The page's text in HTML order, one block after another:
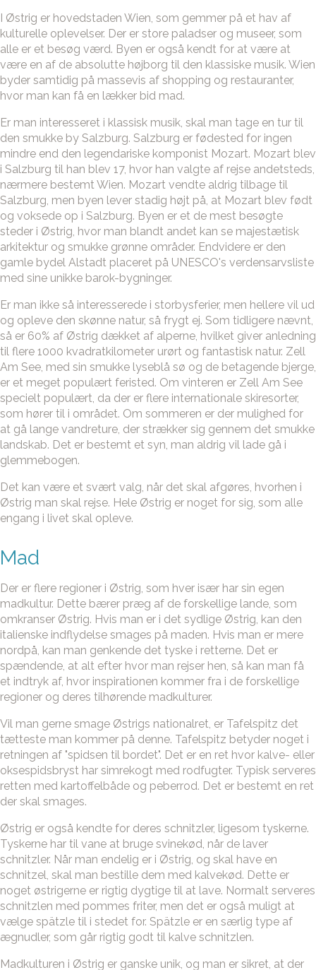
I Østrig er hovedstaden Wien, som gemmer på et hav af
kulturelle oplevelser. Der er store paladser og museer, som
alle er et besøg værd. Byen er også kendt for at være at
være en af de absolutte højborg til den klassiske musik. Wien
byder samtidig på massevis af shopping og restauranter,
hvor man kan få en lækker bid mad.
Er man interesseret i klassisk musik, skal man tage en tur til
den smukke by Salzburg. Salzburg er fødested for ingen
mindre end den legendariske komponist Mozart. Mozart blev
i Salzburg til han blev 17, hvor han valgte af rejse andetsteds,
nærmere bestemt Wien. Mozart vendte aldrig tilbage til
Salzburg, men byen lever stadig højt på, at Mozart blev født
og voksede op i Salzburg. Byen er et de mest besøgte
steder i Østrig, hvor man blandt andet kan se majestætisk
arkitektur og smukke grønne områder. Endvidere er den
gamle bydel Alstadt placeret på UNESCO's verdensarvsliste
med sine unikke barok-bygninger.
Er man ikke så interesserede i storbysferier, men hellere vil ud
og opleve den skønne natur, så frygt ej. Som tidligere nævnt,
så er 60% af Østrig dækket af alperne, hvilket giver anledning
til flere 1000 kvadratkilometer urørt og fantastisk natur. Zell
Am See, med sin smukke lyseblå sø og de betagende bjerge,
er et meget populært feristed. Om vinteren er Zell Am See
specielt populært, da der er flere internationale skiresorter,
som hører til i området. Om sommeren er der mulighed for
at gå lange vandreture, der strækker sig gennem det smukke
landskab. Det er bestemt et syn, man aldrig vil lade gå i
glemmebogen.
Det kan være et svært valg, når det skal afgøres, hvorhen i
Østrig man skal rejse. Hele Østrig er noget for sig, som alle
engang i livet skal opleve.
Mad
Der er flere regioner i Østrig, som hver især har sin egen
madkultur. Dette bærer præg af de forskellige lande, som
omkranser Østrig. Hvis man er i det sydlige Østrig, kan den
italienske indflydelse smages på maden. Hvis man er mere
nordpå, kan man genkende det tyske i retterne. Det er
spændende, at alt efter hvor man rejser hen, så kan man få
et indtryk af, hvor inspirationen kommer fra i de forskellige
regioner og deres tilhørende madkulturer.
Vil man gerne smage Østrigs nationalret, er Tafelspitz det
tætteste man kommer på denne. Tafelspitz betyder noget i
retningen af "spidsen til bordet". Det er en ret hvor kalve- eller
oksespidsbryst har simrekogt med rodfugter. Typisk serveres
retten med kartoffelbåde og peberrod. Det er bestemt en ret
der skal smages.
Østrig er også kendte for deres schnitzler, ligesom tyskerne.
Tyskerne har til vane at bruge svinekød, når de laver
schnitzler. Når man endelig er i Østrig, og skal have en
schnitzel, skal man bestille dem med kalvekød. Dette er
noget østrigerne er rigtig dygtige til at lave. Normalt serveres
schnitzlen med pommes friter, men det er også muligt at
vælge spätzle til i stedet for. Spätzle er en særlig type af
ægnudler, som går rigtig godt til kalve schnitzlen.
Madkulturen i Østrig er ganske unik, og man er sikret, at der